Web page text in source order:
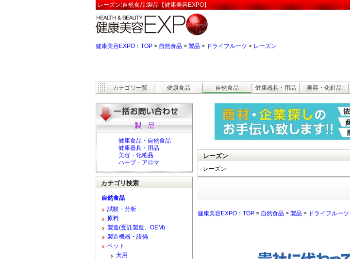
レーズン:自然食品:製品【健康美容EXPO】
健康美容EXPO：TOP > 自然食品 > 製品 > ドライフルーツ > レーズン
カテゴリ一覧 健康食品 自然食品 健康器具・用品 美容・化粧品
レーズン
レーズン
健康美容EXPO：TOP > 自然食品 > 製品 > ドライフルーツ
健康食品・自然食品
健康器具・用品
美容・化粧品
ハーブ・アロマ
カテゴリ検索
自然食品
試験・分析
原料
製造(受託製造、OEM)
製造機器・設備
ペット
犬用